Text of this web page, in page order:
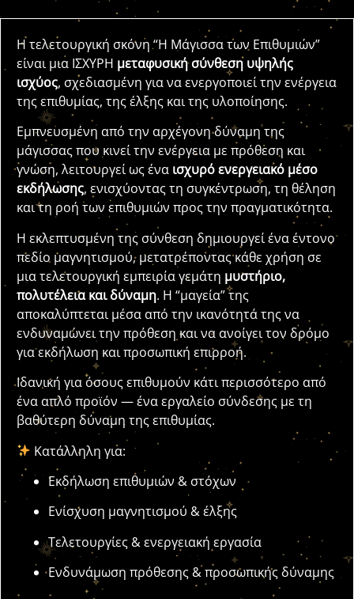
Η τελετουργική σκόνη “Η Μάγισσα των Επιθυμιών”
είναι μια ΙΣΧΥΡΗ μεταφυσική σύνθεση υψηλής
ισχύος, σχεδιασμένη για να ενεργοποιεί την ενέργεια
της επιθυμίας, της έλξης και της υλοποίησης.
Εμπνευσμένη από την αρχέγονη δύναμη της
μάγισσας που κινεί την ενέργεια με πρόθεση και
γνώση, λειτουργεί ως ένα ισχυρό ενεργειακό μέσο
εκδήλωσης, ενισχύοντας τη συγκέντρωση, τη θέληση
και τη ροή των επιθυμιών προς την πραγματικότητα.
Η εκλεπτυσμένη της σύνθεση δημιουργεί ένα έντονο
πεδίο μαγνητισμού, μετατρέποντας κάθε χρήση σε
μια τελετουργική εμπειρία γεμάτη μυστήριο,
πολυτέλεια και δύναμη. Η “μαγεία” της
αποκαλύπτεται μέσα από την ικανότητά της να
ενδυναμώνει την πρόθεση και να ανοίγει τον δρόμο
για εκδήλωση και προσωπική επιρροή.
Ιδανική για όσους επιθυμούν κάτι περισσότερο από
ένα απλό προϊόν — ένα εργαλείο σύνδεσης με τη
βαθύτερη δύναμη της επιθυμίας.
Κατάλληλη για:
Εκδήλωση επιθυμιών & στόχων
Ενίσχυση μαγνητισμού & έλξης
Τελετουργίες & ενεργειακή εργασία
Ενδυνάμωση πρόθεσης & προσωπικής δύναμης